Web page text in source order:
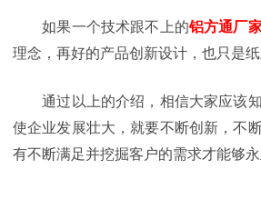
如果一个技术跟不上的铝方通厂
理念，再好的产品创新设计，也只是纸
通过以上的介绍，相信大家应该知
使企业发展壮大，就要不断创新，不
有不断满足并挖掘客户的需求才能够永